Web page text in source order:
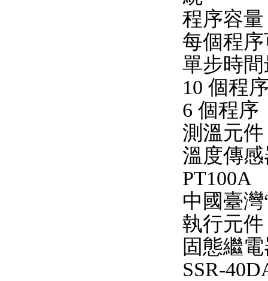
程序容
每個程
單步時
10 個程
6 個程序
測溫元件
溫度傳
PT100A
中國臺灣
執行元件
固態繼
SSR-